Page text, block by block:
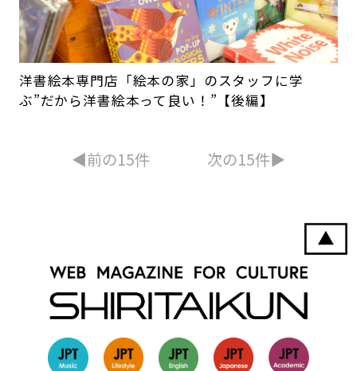
洋書絵本専門店「絵本の家」のスタッフに学
ぶ”だから洋書絵本って良い！”【後編】
◀︎前の15件 次の15件▶︎